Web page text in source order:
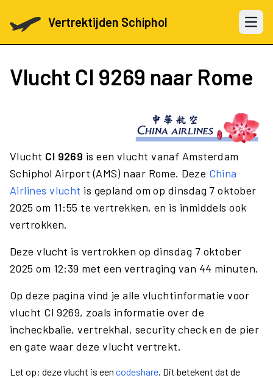
Vertrektijden Schiphol Open
Vlucht CI 9269 naar Rome
Vlucht CI 9269 is een vlucht vanaf Amsterdam
Schiphol Airport (AMS) naar Rome. Deze China
Airlines vlucht is gepland om op dinsdag 7 oktober
2025 om 11:55 te vertrekken, en is inmiddels ook
vertrokken.
Deze vlucht is vertrokken op dinsdag 7 oktober
2025 om 12:39 met een vertraging van 44 minuten.
Op deze pagina vind je alle vluchtinformatie voor
vlucht CI 9269, zoals informatie over de
incheckbalie, vertrekhal, security check en de pier
en gate waar deze vlucht vertrekt.
Let op: deze vlucht is een codeshare. Dit betekent dat de